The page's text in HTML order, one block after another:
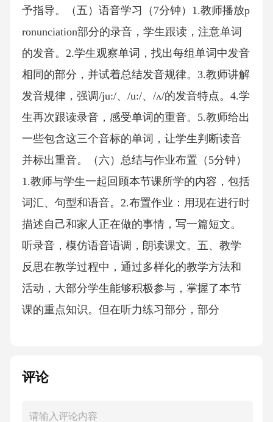
予指导。（五）语音学习（7分钟）1.教师播放p
ronunciation部分的录音，学生跟读，注意单词
的发音。2.学生观察单词，找出每组单词中发音
相同的部分，并试着总结发音规律。3.教师讲解
发音规律，强调/ju:/、/u:/、/ʌ/的发音特点。4.学
生再次跟读录音，感受单词的重音。5.教师给出
一些包含这三个音标的单词，让学生判断读音
并标出重音。（六）总结与作业布置（5分钟）
1.教师与学生一起回顾本节课所学的内容，包括
词汇、句型和语音。2.布置作业：用现在进行时
描述自己和家人正在做的事情，写一篇短文。
听录音，模仿语音语调，朗读课文。五、教学
反思在教学过程中，通过多样化的教学方法和
活动，大部分学生能够积极参与，掌握了本节
课的重点知识。但在听力练习部分，部分
评论